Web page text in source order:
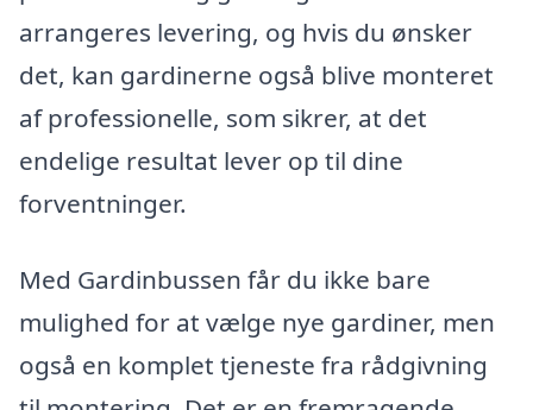
arrangeres levering, og hvis du ønsker
det, kan gardinerne også blive monteret
af professionelle, som sikrer, at det
endelige resultat lever op til dine
forventninger.
Med Gardinbussen får du ikke bare
mulighed for at vælge nye gardiner, men
også en komplet tjeneste fra rådgivning